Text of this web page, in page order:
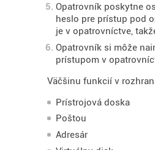
Opatrovník poskytne
heslo pre prístup pod
je v opatrovníctve,
Opatrovník si môže
prístupom v
Väčšinu funkcií v
Prístrojová doska
Poštou
Adresár